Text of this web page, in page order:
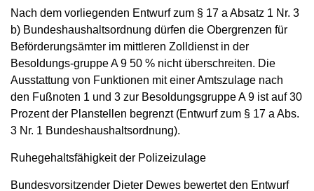
Nach dem vorliegenden Entwurf zum § 17 a Absatz 1 Nr. 3
b) Bundeshaushaltsordnung dürfen die Obergrenzen für
Beförderungsämter im mittleren Zolldienst in der
Besoldungs-gruppe A 9 50 % nicht überschreiten. Die
Ausstattung von Funktionen mit einer Amtszulage nach
den Fußnoten 1 und 3 zur Besoldungsgruppe A 9 ist auf 30
Prozent der Planstellen begrenzt (Entwurf zum § 17 a Abs.
3 Nr. 1 Bundeshaushaltsordnung).
Ruhegehaltsfähigkeit der Polizeizulage
Bundesvorsitzender Dieter Dewes bewertet den Entwurf